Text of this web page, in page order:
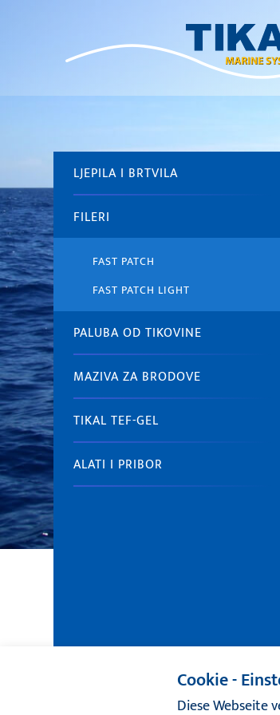
LJEPILA I BRTVILA
FILERI
FAST PATCH
FAST PATCH LIGHT
PALUBA OD TIKOVINE
MAZIVA ZA BRODOVE
TIKAL TEF-GEL
ALATI I PRIBOR
Cookie -
Diese Webseite